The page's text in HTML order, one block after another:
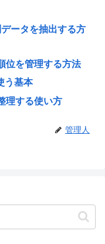
ータを抽出する方
位を管理する方法
う基本
理する使い方
管理人